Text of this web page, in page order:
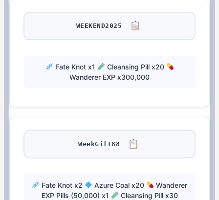
WEEKEND2025
Fate Knot x1
Cleansing Pill x20
Wanderer EXP x300,000
WeekGift88
Fate Knot x2 Azure Coal x20
Wanderer
EXP Pills (50,000) x1
Cleansing Pill x30